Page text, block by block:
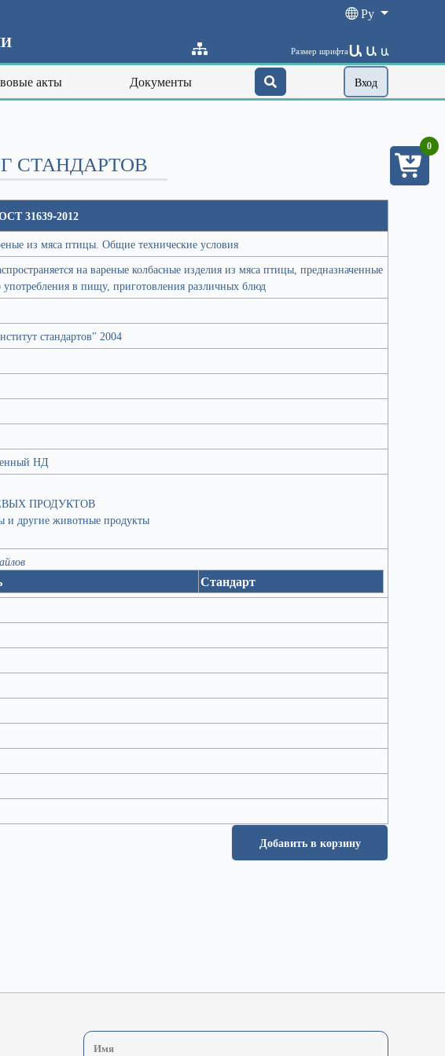
Ру
Размер шрифтаԱ Ա Ա
акты Документы Вход
СТАНДАРТОВ
31639-2012
из мяса птицы. Общие технические условия
на вареные колбасные изделия из мяса птицы, предназначенные
употребления в пищу, приготовления различных блюд
стандартов" 2004
НД
ПРОДУКТОВ
и другие животные продукты
Стандарт
Добавить в корзину
0